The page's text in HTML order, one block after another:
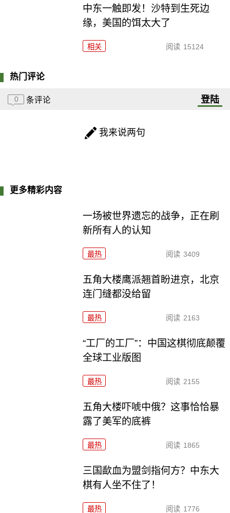
中东一触即发！沙特到生死边
缘，美国的饵太大了
相关 阅读 15124
热门评论
0 条评论 登陆
我来说两句
更多精彩内容
一场被世界遗忘的战争，正在刷
新所有人的认知
最热 阅读 3409
五角大楼鹰派翘首盼进京，北京
连门缝都没给留
最热 阅读 2163
“工厂的工厂”：中国这棋彻底颠覆
全球工业版图
最热 阅读 2155
五角大楼吓唬中俄？这事恰恰暴
露了美军的底裤
最热 阅读 1865
三国歃血为盟剑指何方？中东大
棋有人坐不住了！
最热 阅读 1776